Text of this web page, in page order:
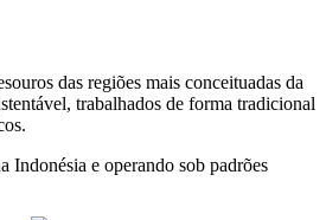
das regiões mais conceituadas da
trabalhados de forma tradicional
Indonésia e operando sob padrões